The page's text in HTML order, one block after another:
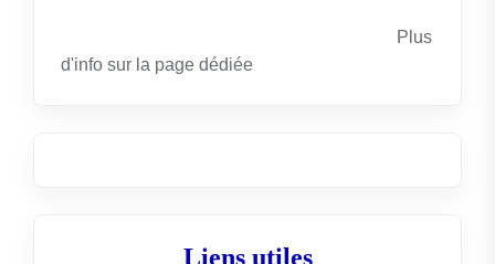
Plus
d'info sur la page dédiée
Liens utiles